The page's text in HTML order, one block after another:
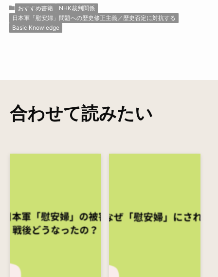
おすすめ書籍
NHK裁判関係
日本軍「慰安婦」問題への歴史修正主義／歴史否定に対抗する
Basic Knowledge
合わせて読みたい